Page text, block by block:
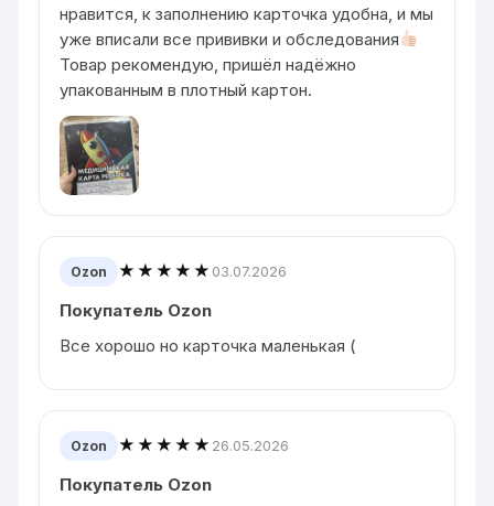
нравится, к заполнению карточка удобна, и мы
уже вписали все прививки и обследования
Товар рекомендую, пришëл надëжно
упакованным в плотный картон.
Ozon ★★★★★ 03.07.2026
Покупатель Ozon
Все хорошо но карточка маленькая (
Ozon ★★★★★ 26.05.2026
Покупатель Ozon